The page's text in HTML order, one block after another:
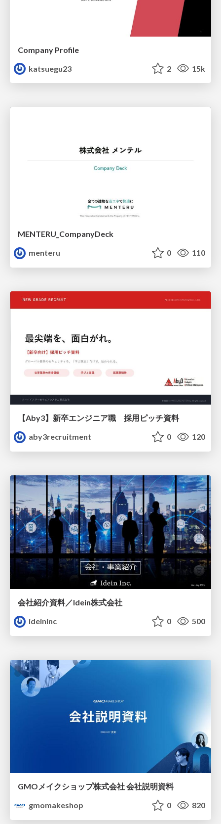
Company Profile
katsuegu23
2 15k
MENTERU_CompanyDeck
menteru
0 110
【Aby3】新卒エンジニア職 採用ピッチ資料
aby3recruitment
0 120
会社紹介資料／Idein株式会社
ideininc
0 500
GMOメイクショップ株式会社 会社説明資料
gmomakeshop
0 820